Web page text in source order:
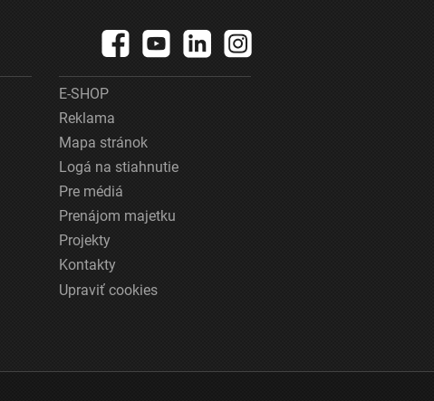
E-SHOP
Reklama
Mapa stránok
Logá na stiahnutie
Pre médiá
Prenájom majetku
Projekty
Kontakty
Upraviť cookies